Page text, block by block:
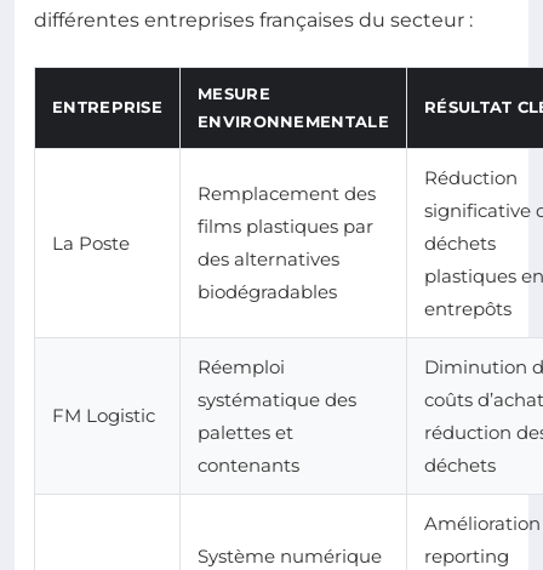
différentes entreprises françaises du secteur :
ENTREPRISE
MESURE
ENVIRONNEMENTALE
RÉSULTAT
La Poste
Remplacement des
films plastiques par
des alternatives
biodégradables
Réduction
significative
déchets
plastiques en
entrepôts
FM Logistic
Réemploi
systématique des
palettes et
contenants
Diminution
coûts
réduction
déchets
Système numérique
reporting